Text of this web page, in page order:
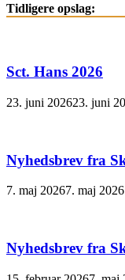
Tidligere opslag:
Sct. Hans 2026
23. juni 202623. juni
Nyhedsbrev fra
7. maj 20267. maj 2026
Nyhedsbrev fra